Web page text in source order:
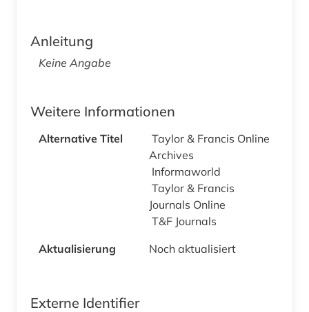
Anleitung
Keine Angabe
Weitere Informationen
Alternative Titel
Taylor & Francis Online
Archives
Informaworld
Taylor & Francis
Journals Online
T&F Journals
Aktualisierung
Noch aktualisiert
Externe Identifier